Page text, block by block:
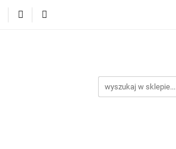
Oprawy Męskie